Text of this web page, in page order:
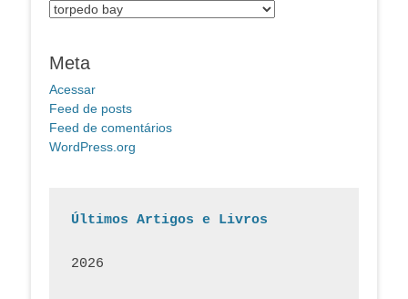
Categorias
Meta
Acessar
Feed de posts
Feed de comentários
WordPress.org
Últimos Artigos e Livros
2026